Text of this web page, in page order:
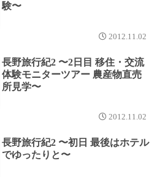
験〜
2012.11.02
長野旅行紀2 〜2日目 移住・交流
体験モニターツアー 農産物直売
所見学〜
2012.11.02
長野旅行紀2 〜初日 最後はホテル
でゆったりと〜